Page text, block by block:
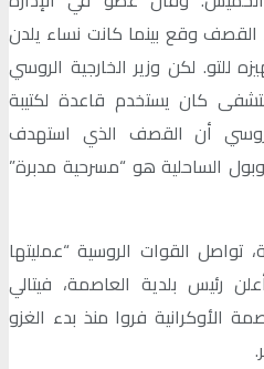
وقع بينما كانت نساء يلدن
للتو. لكن وزير الخارجية الروسي
كان يستخدم قاعدة لكتيبة
أن القصف الذي استهدف
الساحلية هو “مسرحية مدبرة”
تواصل القوات الروسية “عمليتها
رئيس بلدية العاصمة، فيتالي
الأوكرانية فروا منذ بدء الغزو